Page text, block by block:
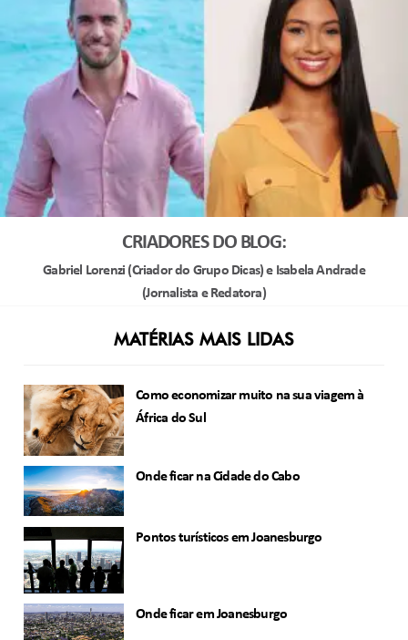
CRIADORES DO BLOG:
Gabriel Lorenzi (Criador do Grupo Dicas) e Isabela Andrade
(Jornalista e Redatora)
MATÉRIAS MAIS LIDAS
Como economizar muito na sua viagem à
África do Sul
Onde ficar na Cidade do Cabo
Pontos turísticos em Joanesburgo
Onde ficar em Joanesburgo